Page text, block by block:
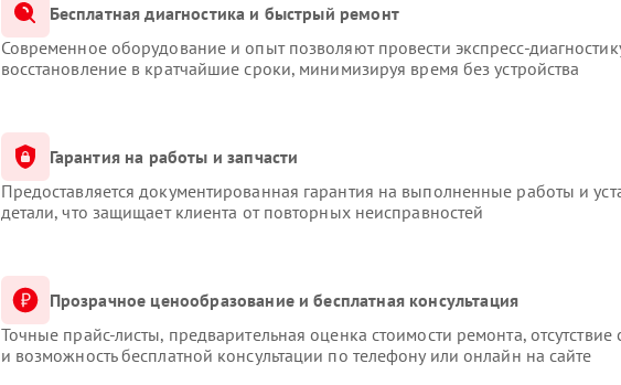
Бесплатная диагностика и быстрый ремонт
Современное оборудование и опыт позволяют провести экспресс-
восстановление в кратчайшие сроки, минимизируя время без устройства
Гарантия на работы и запчасти
Предоставляется документированная гарантия на выполненные работы и
детали, что защищает клиента от повторных неисправностей
Прозрачное ценообразование и бесплатная консультация
Точные прайс-листы, предварительная оценка стоимости ремонта,
и возможность бесплатной консультации по телефону или онлайн на сайте